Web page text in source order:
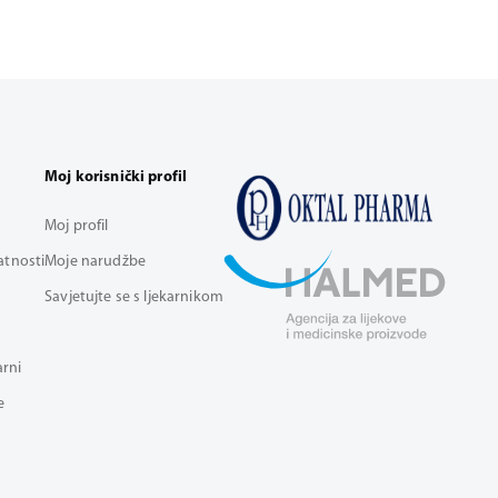
Moj korisnički profil
Moj profil
Moje narudžbe
Savjetujte se s ljekarnikom